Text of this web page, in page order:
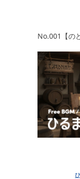
No.001【の